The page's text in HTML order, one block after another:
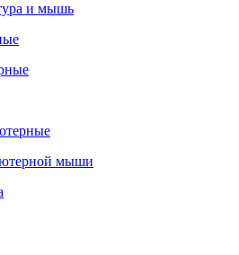
и мышь
мыши